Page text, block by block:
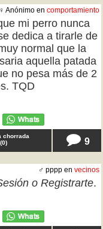
♀ Anónimo en comportamiento
mi perro nunca
dedica a tirarle de
normal que la
aquella patada
no pesa más de 2
TQD
chorrada
(0) 9
♂ pppp en vecinos
o Registrarte.